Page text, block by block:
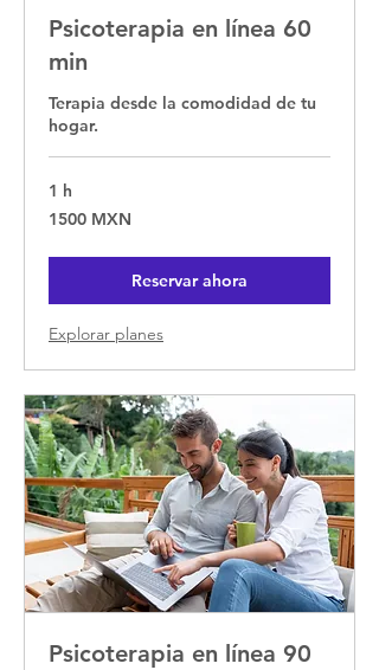
Psicoterapia en línea 60
min
Terapia desde la comodidad de tu
hogar.
1 h
1500
pesos
1500 MXN
Reservar ahora
Explorar planes
Psicoterapia en línea 90